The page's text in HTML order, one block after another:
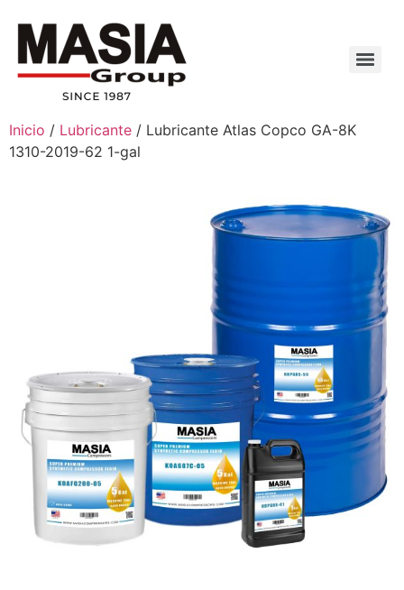
Inicio / Lubricante / Lubricante Atlas Copco GA-8K
1310-2019-62 1-gal